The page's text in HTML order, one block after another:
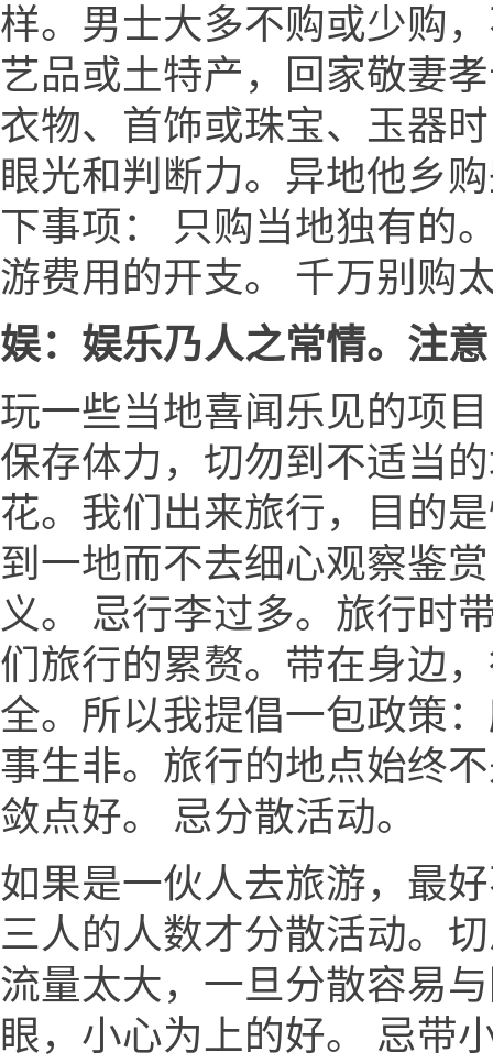
样。男士大多不购或少购
艺品或土特产，回家敬妻
衣物、首饰或珠宝、玉器
眼光和判断力。异地他乡
下事项： 只购当地独有的
游费用的开支。 千万别购
娱：娱乐乃人之常情。注
玩一些当地喜闻乐见的项
保存体力，切勿到不适当
花。我们出来旅行，目的
到一地而不去细心观察鉴
义。 忌行李过多。旅行时
们旅行的累赘。带在身边
全。所以我提倡一包政策
事生非。旅行的地点始终
敛点好。 忌分散活动。
如果是一伙人去旅游，最
三人的人数才分散活动。
流量太大，一旦分散容易
眼，小心为上的好。 忌带